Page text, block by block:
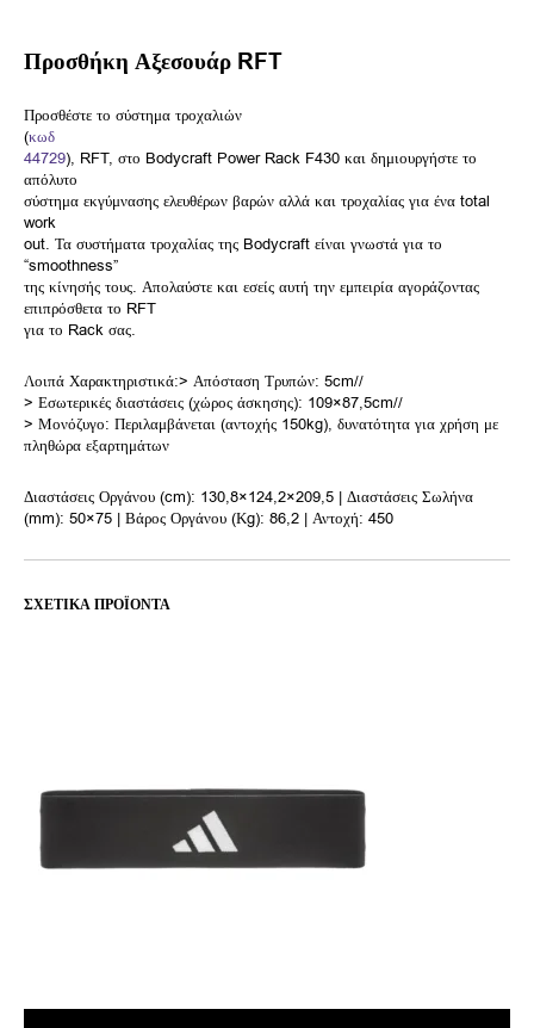
Προσθήκη Αξεσουάρ RFT
Προσθέστε το σύστημα τροχαλιών
(κωδ
44729), RFT, στο Bodycraft Power Rack F430 και δημιουργήστε το
απόλυτο
σύστημα εκγύμνασης ελευθέρων βαρών αλλά και τροχαλίας για ένα total
work
out. Τα συστήματα τροχαλίας της Bodycraft είναι γνωστά για το
“smoothness”
της κίνησής τους. Απολαύστε και εσείς αυτή την εμπειρία αγοράζοντας
επιπρόσθετα το RFT
για το Rack σας.
Λοιπά Χαρακτηριστικά:> Απόσταση Τρυπών: 5cm//
> Εσωτερικές διαστάσεις (χώρος άσκησης): 109×87,5cm//
> Μονόζυγο: Περιλαμβάνεται (αντοχής 150kg), δυνατότητα για χρήση με
πληθώρα εξαρτημάτων
Διαστάσεις Οργάνου (cm): 130,8×124,2×209,5 | Διαστάσεις Σωλήνα
(mm): 50×75 | Βάρος Οργάνου (Κg): 86,2 | Αντοχή: 450
ΣΧΕΤΙΚΆ ΠΡΟΪΌΝΤΑ